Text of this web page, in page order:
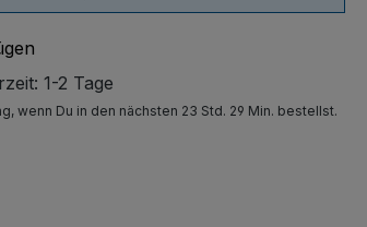
1-2 Tage
, wenn Du in den nächsten 23 Std. 29 Min. bestellst.